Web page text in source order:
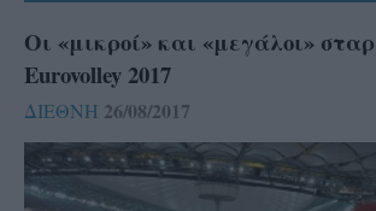
Οι «μικροί» και «μεγάλοι»
Eurovolley 2017
ΔΙΕΘΝΗ 26/08/2017